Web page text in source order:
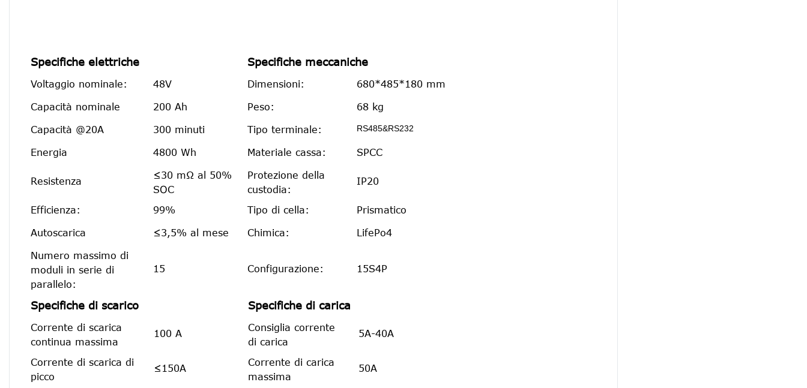
Specifiche elettriche Specifiche meccaniche
Voltaggio nominale: 48V Dimensioni: 680*485*180 mm
Capacità nominale 200 Ah Peso: 68 kg
Capacità @20A 300 minuti Tipo terminale: RS485&RS232
Energia 4800 Wh Materiale cassa: SPCC
Resistenza
≤30 mΩ al 50%
SOC
Protezione della
custodia:
IP20
Efficienza: 99% Tipo di cella: Prismatico
Autoscarica ≤3,5% al ​​mese Chimica: LifePo4
Numero massimo di
moduli in serie di
parallelo:
15 Configurazione: 15S4P
Specifiche di scarico Specifiche di carica
Corrente di scarica
continua massima
100 A
Consiglia corrente
di carica
5A-40A
Corrente di scarica di
picco
≤150A
Corrente di carica
massima
50A